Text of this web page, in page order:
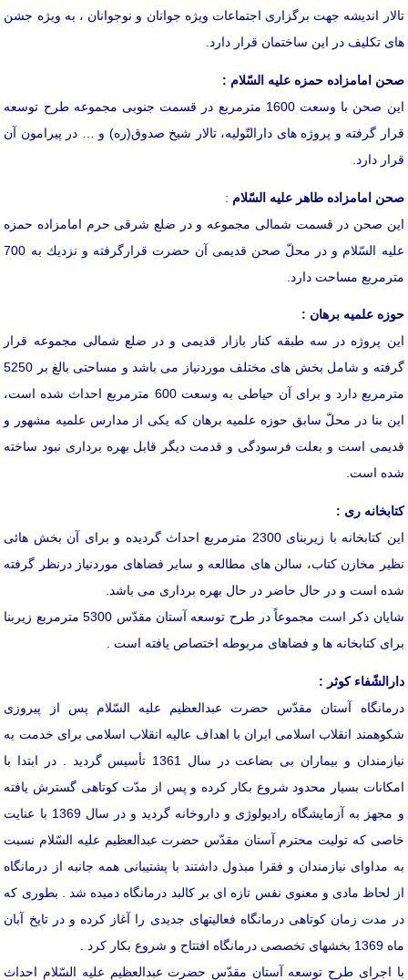
تالار اندیشه جهت برگزاری اجتماعات ویژه جوانان و نوجوانان ، به ویژه جشن
های تكلیف در این ساختمان قرار دارد.
صحن امامزاده حمزه علیه السّلام :
این صحن با وسعت 1600 مترمربع در قسمت جنوبی مجموعه طرح توسعه
قرار گرفته و پروژه های دارالتّولیه، تالار شیخ صدوق(ره) و … در پیرامون آن
قرار دارد.
صحن امامزاده طاهر علیه السّلام :
این صحن در قسمت شمالی مجموعه و در ضلع شرقی حرم امامزاده حمزه
علیه السّلام و در محلّ صحن قدیمی آن حضرت قرارگرفته و نزدیك به 700
مترمربع مساحت دارد.
حوزه علمیه برهان :
این پروژه در سه طبقه كنار بازار قدیمی و در ضلع شمالی مجموعه قرار
گرفته و شامل بخش های مختلف موردنیاز می باشد و مساحتی بالغ بر 5250
مترمربع دارد و برای آن حیاطی به وسعت 600 مترمربع احداث شده است،
این بنا در محلّ سابق حوزه علمیه برهان كه یكی از مدارس علمیه مشهور و
قدیمی است و بعلت فرسودگی و قدمت دیگر قابل بهره برداری نبود ساخته
شده است.
كتابخانه ری :
این كتابخانه با زیربنای 2300 مترمربع احداث گردیده و برای آن بخش هائی
نظیر مخازن كتاب، سالن های مطالعه و سایر فضاهای موردنیاز درنظر گرفته
شده است و در حال حاضر در حال بهره برداری می باشد.
شایان ذكر است مجموعاً در طرح توسعه آستان مقدّس 5300 مترمربع زیربنا
برای كتابخانه ها و فضاهای مربوطه اختصاص یافته است .
دارالشّفاء كوثر :
درمانگاه آستان مقدّس حضرت عبدالعظیم علیه السّلام پس از پیروزی
شكوهمند انقلاب اسلامی ایران با اهداف عالیه انقلاب اسلامی برای خدمت به
نیازمندان و بیماران بی بضاعت در سال 1361 تأسیس گردید . در ابتدا با
امكانات بسیار محدود شروع بكار كرده و پس از مدّت كوتاهی گسترش یافته
و مجهز به آزمایشگاه رادیولوژی و داروخانه گردید و در سال 1369 با عنایت
خاصی كه تولیت محترم آستان مقدّس حضرت عبدالعظیم علیه السّلام نسبت
به مداوای نیازمندان و فقرا مبذول داشتند با پشتیبانی همه جانبه از درمانگاه
از لحاظ مادی و معنوی نفس تازه ای بر كالبد درمانگاه دمیده شد . بطوری كه
در مدت زمان كوتاهی درمانگاه فعالیتهای جدیدی را آغاز كرده و در تایخ آبان
ماه 1369 بخشهای تخصصی درمانگاه افتتاح و شروع بكار كرد .
با اجرای طرح توسعه آستان مقدّس حضرت عبدالعظیم علیه السّلام احداث